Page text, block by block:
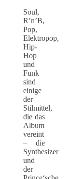
Soul,
R’n’B,
Pop,
Elektropop,
Hip-
Hop
und
Funk
sind
einige
der
Stilmittel,
die das
Album
vereint
– die
Synthesizer
und
der